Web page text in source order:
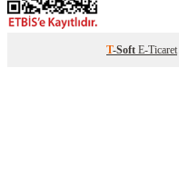
T-Soft E-Ticaret